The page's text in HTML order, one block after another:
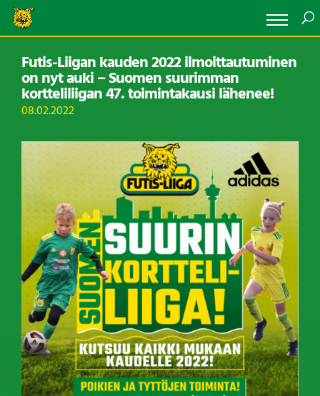
Futis-Liigan kauden 2022 ilmoittautuminen
on nyt auki – Suomen suurimman
kortteliliigan 47. toimintakausi lähenee!
08.02.2022